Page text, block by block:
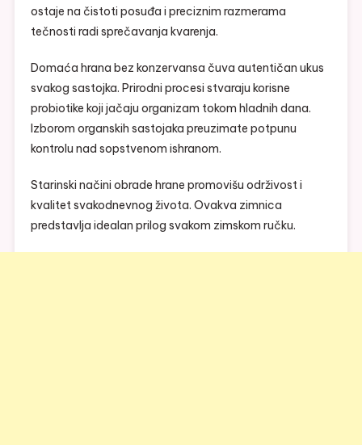
ostaje na čistoti posuđa i preciznim razmerama
tečnosti radi sprečavanja kvarenja.
Domaća hrana bez konzervansa čuva autentičan ukus
svakog sastojka. Prirodni procesi stvaraju korisne
probiotike koji jačaju organizam tokom hladnih dana.
Izborom organskih sastojaka preuzimate potpunu
kontrolu nad sopstvenom ishranom.
Starinski načini obrade hrane promovišu održivost i
kvalitet svakodnevnog života. Ovakva zimnica
predstavlja idealan prilog svakom zimskom ručku.